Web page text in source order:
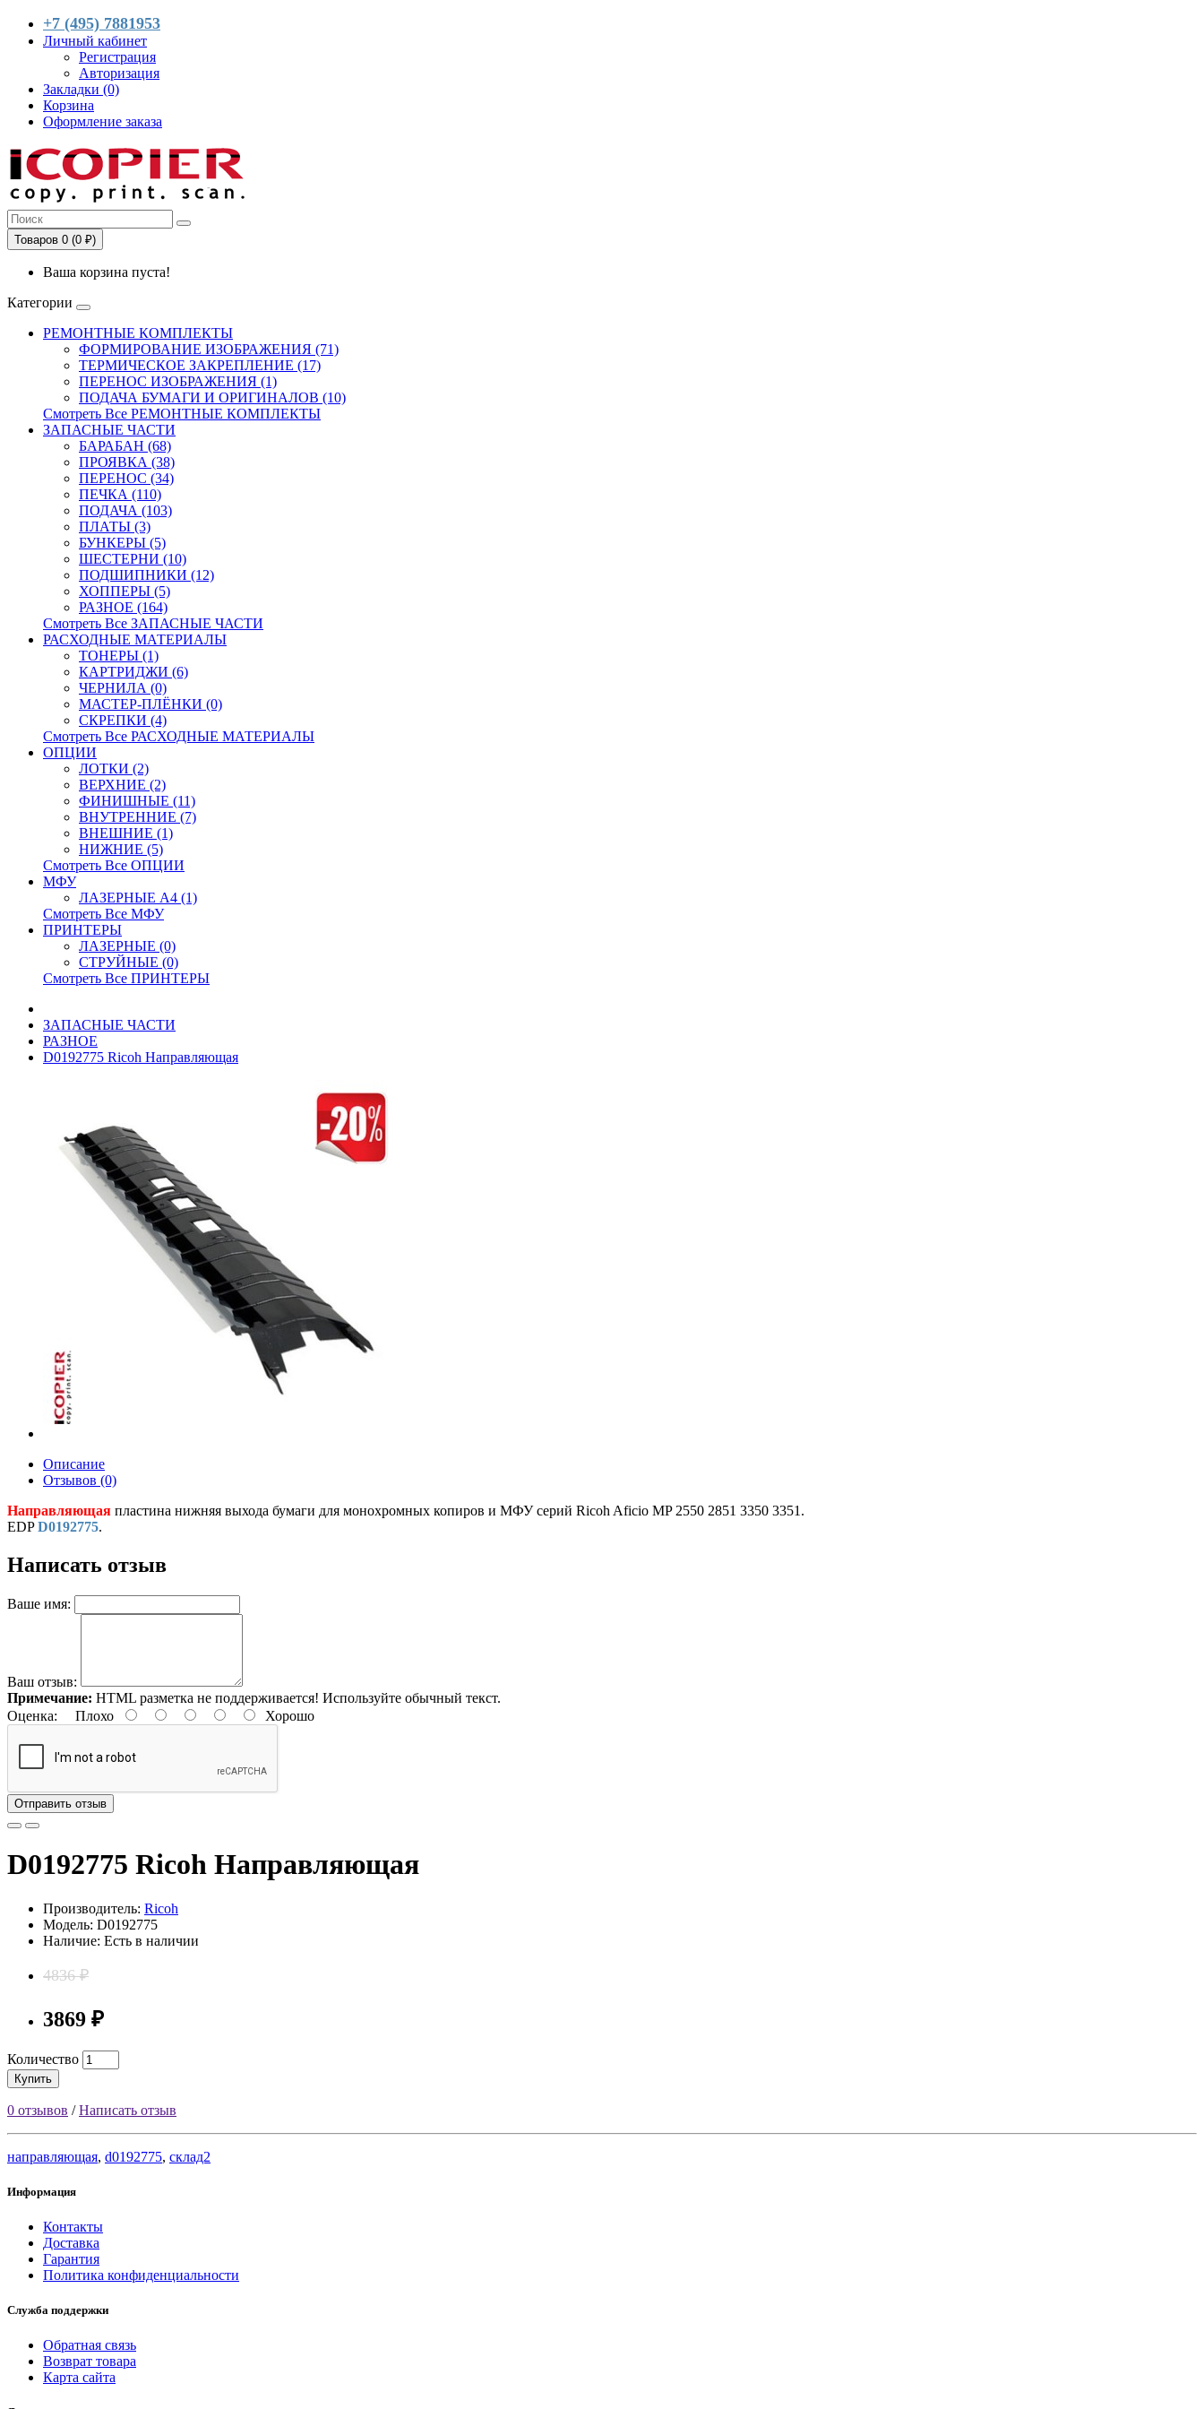
+7 (495) 7881953
Личный кабинет
Регистрация
Авторизация
Закладки (0)
Корзина
Оформление заказа
Товаров 0 (0 ₽)
Ваша корзина пуста!
Категории
РЕМОНТНЫЕ КОМПЛЕКТЫ
ФОРМИРОВАНИЕ ИЗОБРАЖЕНИЯ (71)
ТЕРМИЧЕСКОЕ ЗАКРЕПЛЕНИЕ (17)
ПЕРЕНОС ИЗОБРАЖЕНИЯ (1)
ПОДАЧА БУМАГИ И ОРИГИНАЛОВ (10)
Смотреть Все РЕМОНТНЫЕ КОМПЛЕКТЫ
ЗАПАСНЫЕ ЧАСТИ
БАРАБАН (68)
ПРОЯВКА (38)
ПЕРЕНОС (34)
ПЕЧКА (110)
ПОДАЧА (103)
ПЛАТЫ (3)
БУНКЕРЫ (5)
ШЕСТЕРНИ (10)
ПОДШИПНИКИ (12)
ХОППЕРЫ (5)
РАЗНОЕ (164)
Смотреть Все ЗАПАСНЫЕ ЧАСТИ
РАСХОДНЫЕ МАТЕРИАЛЫ
ТОНЕРЫ (1)
КАРТРИДЖИ (6)
ЧЕРНИЛА (0)
МАСТЕР-ПЛЁНКИ (0)
СКРЕПКИ (4)
Смотреть Все РАСХОДНЫЕ МАТЕРИАЛЫ
ОПЦИИ
ЛОТКИ (2)
ВЕРХНИЕ (2)
ФИНИШНЫЕ (11)
ВНУТРЕННИЕ (7)
ВНЕШНИЕ (1)
НИЖНИЕ (5)
Смотреть Все ОПЦИИ
МФУ
ЛАЗЕРНЫЕ A4 (1)
Смотреть Все МФУ
ПРИНТЕРЫ
ЛАЗЕРНЫЕ (0)
СТРУЙНЫЕ (0)
Смотреть Все ПРИНТЕРЫ
ЗАПАСНЫЕ ЧАСТИ
РАЗНОЕ
D0192775 Ricoh Направляющая
Описание
Отзывов (0)
Направляющая пластина нижняя выхода бумаги для монохромных копиров и МФУ серий Ricoh Aficio MP 2550 2851 3350 3351.
EDPD0192775.
Написать отзыв
Ваше имя:
Ваш отзыв:
Примечание: HTML разметка не поддерживается! Используйте обычный текст.
Оценка: Плохо Хорошо
Отправить отзыв
D0192775 Ricoh Направляющая
Производитель: Ricoh
Модель: D0192775
Наличие: Есть в наличии
4836 ₽
3869 ₽
Количество
Купить
0 отзывов /Написать отзыв
направляющая, d0192775, склад2
Информация
Контакты
Доставка
Гарантия
Политика конфиденциальности
Служба поддержки
Обратная связь
Возврат товара
Карта сайта